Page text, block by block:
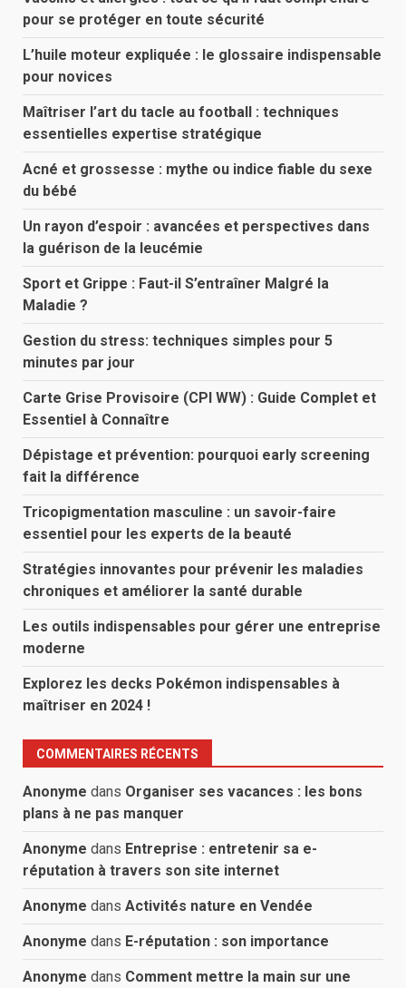
pour se protéger en toute sécurité
L’huile moteur expliquée : le glossaire indispensable
pour novices
Maîtriser l’art du tacle au football : techniques
essentielles expertise stratégique
Acné et grossesse : mythe ou indice fiable du sexe
du bébé
Un rayon d’espoir : avancées et perspectives dans
la guérison de la leucémie
Sport et Grippe : Faut-il S’entraîner Malgré la
Maladie ?
Gestion du stress: techniques simples pour 5
minutes par jour
Carte Grise Provisoire (CPI WW) : Guide Complet et
Essentiel à Connaître
Dépistage et prévention: pourquoi early screening
fait la différence
Tricopigmentation masculine : un savoir-faire
essentiel pour les experts de la beauté
Stratégies innovantes pour prévenir les maladies
chroniques et améliorer la santé durable
Les outils indispensables pour gérer une entreprise
moderne
Explorez les decks Pokémon indispensables à
maîtriser en 2024 !
COMMENTAIRES RÉCENTS
Anonyme dans Organiser ses vacances : les bons
plans à ne pas manquer
Anonyme dans Entreprise : entretenir sa e-
réputation à travers son site internet
Anonyme dans Activités nature en Vendée
Anonyme dans E-réputation : son importance
Anonyme dans Comment mettre la main sur une